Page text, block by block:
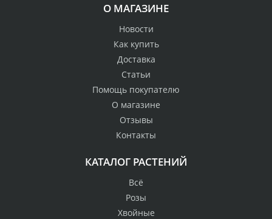
О МАГАЗИНЕ
Новости
Как купить
Доставка
Статьи
Помощь покупателю
О магазине
Отзывы
Контакты
КАТАЛОГ РАСТЕНИЙ
Всё
Розы
Хвойные